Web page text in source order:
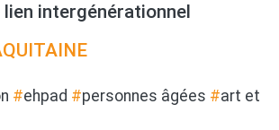
lien intergénérationnel
#ehpad #personnes âgées #art et